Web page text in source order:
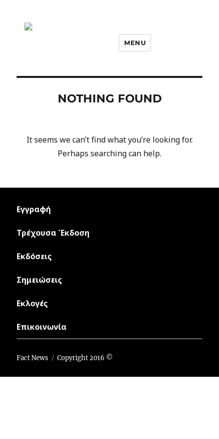
MENU
NOTHING FOUND
It seems we can’t find what you’re looking for.
Perhaps searching can help.
Εγγραφή
Τρέχουσα Έκδοση
Εκδόσεις
Σημειώσεις
Εκλογές
Επικοινωνία
Fact News Copyright 2016 ©